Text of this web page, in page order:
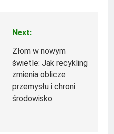
Next:
Złom w nowym
świetle: Jak recykling
zmienia oblicze
przemysłu i chroni
środowisko